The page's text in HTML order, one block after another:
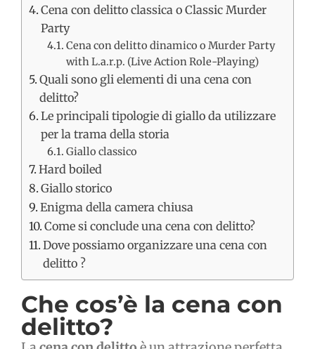
Cena con delitto classica o Classic Murder
Party
Cena con delitto dinamico o Murder Party
with L.a.r.p. (Live Action Role-Playing)
Quali sono gli elementi di una cena con
delitto?
Le principali tipologie di giallo da utilizzare
per la trama della storia
Giallo classico
Hard boiled
Giallo storico
Enigma della camera chiusa
Come si conclude una cena con delitto?
Dove possiamo organizzare una cena con
delitto ?
Che cos’è la cena con
delitto?